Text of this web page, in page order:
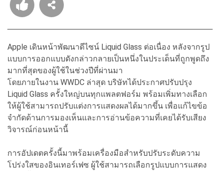
Apple เดินหน้าพัฒนาดีไซน์ Liquid Glass ต่อเนื่อง หลังจากรูป
แบบการออกแบบดังกล่าวกลายเป็นหนึ่งในประเด็นที่ถูกพูดถึง
มากที่สุดของผู้ใช้ในช่วงปีที่ผ่านมา
โดยภายในงาน WWDC ล่าสุด บริษัทได้ประกาศปรับปรุง
Liquid Glass ครั้งใหญ่บนทุกแพลตฟอร์ม พร้อมเพิ่มทางเลือก
ให้ผู้ใช้สามารถปรับแต่งการแสดงผลได้มากขึ้น เพื่อแก้ไขข้อ
จำกัดด้านการมองเห็นและการอ่านข้อความที่เคยได้รับเสียง
วิจารณ์ก่อนหน้านี้
การอัปเดตครั้งนี้มาพร้อมเครื่องมือสำหรับปรับระดับความ
โปร่งใสของอินเทอร์เฟซ ผู้ใช้สามารถเลือกรูปแบบการแสดง